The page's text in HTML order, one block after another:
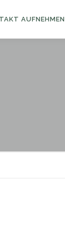
AUFNEHMEN